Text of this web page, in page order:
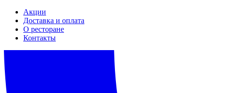
Акции
Доставка и оплата
О ресторане
Контакты